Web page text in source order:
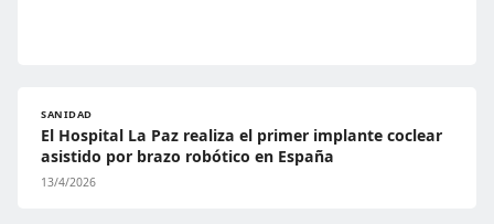
SANIDAD
El Hospital La Paz realiza el primer implante coclear
asistido por brazo robótico en España
13/4/2026